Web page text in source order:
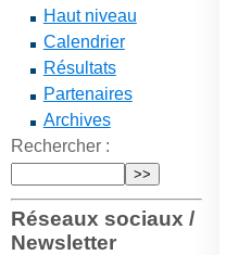
Haut niveau
Calendrier
Résultats
Partenaires
Archives
Rechercher :
Réseaux sociaux /
Newsletter